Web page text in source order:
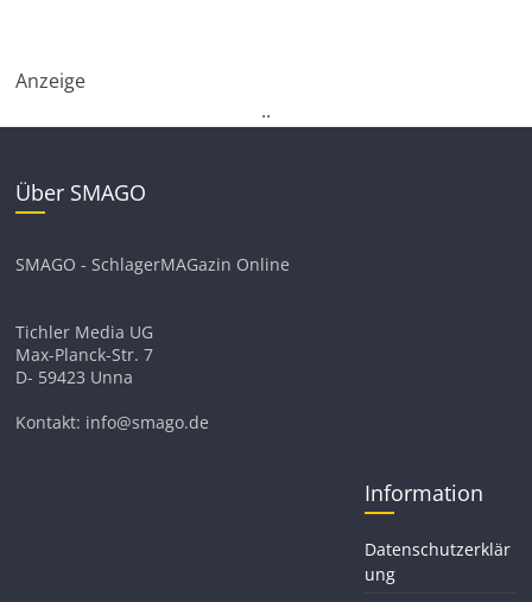
Anzeige
..
Über SMAGO
SMAGO - SchlagerMAGazin Online
Tichler Media UG
Max-Planck-Str. 7
D- 59423 Unna
Kontakt: info@smago.de
Information
Datenschutzerklär
ung